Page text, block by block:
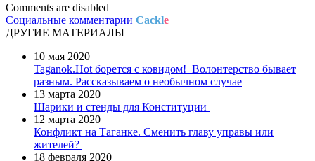
Comments are disabled
Социальные комментарии Cackle
ДРУГИЕ МАТЕРИАЛЫ
10 мая 2020
Taganok.Hot борется с ковидом! Волонтерство бывает
разным. Рассказываем о необычном случае
13 марта 2020
Шарики и стенды для Конституции
12 марта 2020
Конфликт на Таганке. Сменить главу управы или
жителей?
18 февраля 2020